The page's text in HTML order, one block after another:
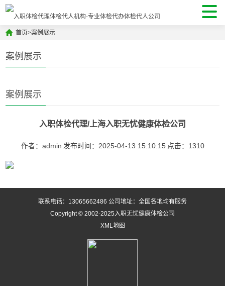
首页>案例展示
案例展示
案例展示
入职体检代理/上海入职无忧健康体检公司
作者：admin 发布时间：2025-04-13 15:10:15 点击： 1310
联系电话：13065662486 公司地址：全国各地均有服务
Copyright © 2002-2025入职无忧健康体检公司
XML地图